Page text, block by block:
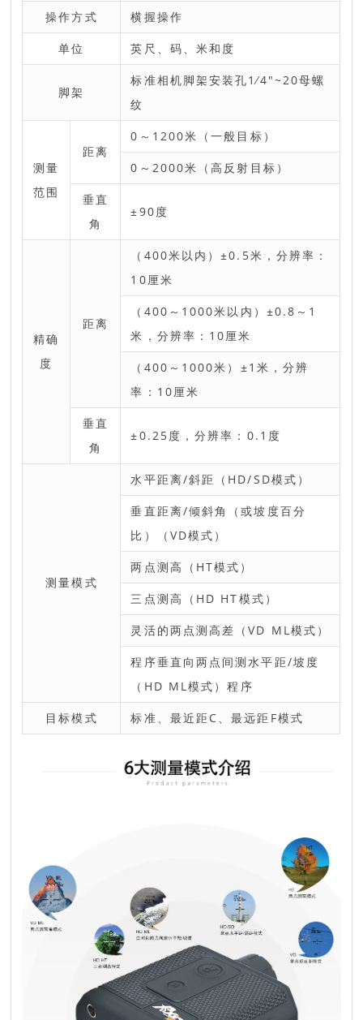
操作方式 横握操作
单位 英尺、码、米和度
脚架
标准相机脚架安装孔1⁄4"~20母螺
纹
测量
范围
距离
0～1200米（一般目标）
0～2000米（高反射目标）
垂直
角
±90度
精确
度
距离
（400米以内）±0.5米，分辨率：
10厘米
（400～1000米以内）±0.8～1
米，分辨率：10厘米
（400～1000米）±1米，分辨
率：10厘米
垂直
角
±0.25度，分辨率：0.1度
测量模式
水平距离/斜距（HD/SD模式）
垂直距离/倾斜角（或坡度百分
比）（VD模式）
两点测高（HT模式）
三点测高（HD HT模式）
灵活的两点测高差（VD ML模式）
程序垂直向两点间测水平距/坡度
（HD ML模式）程序
目标模式 标准、最近距C、最远距F模式